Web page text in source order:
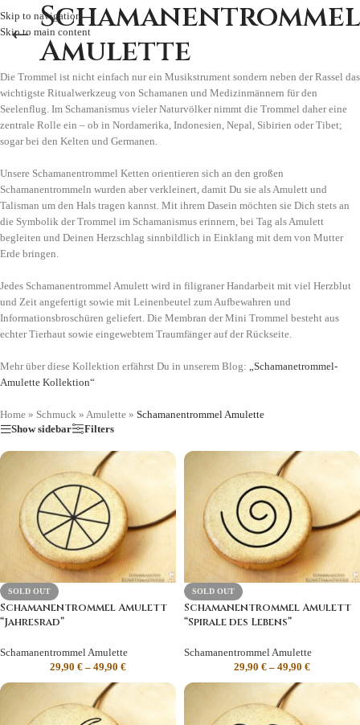
Skip to navigation
Skip to main content
Schamanentrommel
Amulette
Die Trommel ist nicht einfach nur ein Musikstrument sondern neben der Rassel das
wichtigste Ritualwerkzeug von Schamanen und Medizinmännern für den
Seelenflug. Im Schamanismus vieler Naturvölker nimmt die Trommel daher eine
zentrale Rolle ein – ob in Nordamerika, Indonesien, Nepal, Sibirien oder Tibet;
sogar bei den Kelten und Germanen.
Unsere Schamanentrommel Ketten orientieren sich an den großen
Schamanentrommeln wurden aber verkleinert, damit Du sie als Amulett und
Talisman um den Hals tragen kannst. Mit ihrem Dasein möchten sie Dich stets an
die Symbolik der Trommel im Schamanismus erinnern, bei Tag als Amulett
begleiten und Deinen Herzschlag sinnbildlich in Einklang mit dem von Mutter
Erde bringen.
Jedes Schamanentrommel Amulett wird in filigraner Handarbeit mit viel Herzblut
und Zeit angefertigt sowie mit Leinenbeutel zum Aufbewahren und
Informationsbroschüren geliefert. Die Membran der Mini Trommel besteht aus
echter Tierhaut sowie eingewebtem Traumfänger auf der Rückseite.
Mehr über diese Kollektion erfährst Du in unserem Blog: „Schamanetrommel-
Amulette Kollektion“
Home » Schmuck » Amulette » Schamanentrommel Amulette
Show sidebar
Filters
SOLD OUT
Schamanentrommel Amulett
“Jahresrad”
Schamanentrommel Amulette
29,90 € – 49,90 €
SOLD OUT
Schamanentrommel Amulett
“Spirale des Lebens”
Schamanentrommel Amulette
29,90 € – 49,90 €